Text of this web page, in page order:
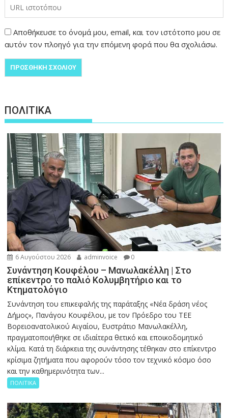
Αποθήκευσε το όνομά μου, email, και τον ιστότοπο μου σε
αυτόν τον πλοηγό για την επόμενη φορά που θα σχολιάσω.
ΠΟΛΙΤΙΚΑ
6 Αυγούστου 2026 adminvoice 0
Συνάντηση Κουφέλου – Μανωλακέλλη | Στο
επίκεντρο το παλιό Κολυμβητήριο και το
Κτηματολόγιο
Συνάντηση του επικεφαλής της παράταξης «Νέα δράση νέος
Δήμος», Πανάγου Κουφέλου, με τον Πρόεδρο του ΤΕΕ
Βορειοανατολικού Αιγαίου, Ευστράτιο Μανωλακέλλη,
πραγματοποιήθηκε σε ιδιαίτερα θετικό και εποικοδομητικό
κλίμα. Κατά τη διάρκεια της συνάντησης τέθηκαν στο επίκεντρο
κρίσιμα ζητήματα που αφορούν τόσο τον τεχνικό κόσμο όσο
και την καθημερινότητα των...
ΠΟΛΙΤΙΚΑ